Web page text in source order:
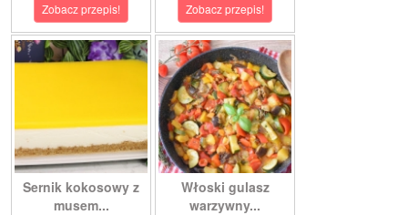
Zobacz przepis! Zobacz przepis!
Sernik kokosowy z
musem...
Włoski gulasz
warzywny...